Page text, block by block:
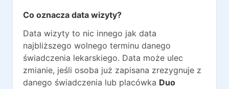
Co oznacza data wizyty?
Data wizyty to nic innego jak data
najbliższego wolnego terminu danego
świadczenia lekarskiego. Data może ulec
zmianie, jeśli osoba już zapisana zrezygnuje z
danego świadczenia lub placówka Duo